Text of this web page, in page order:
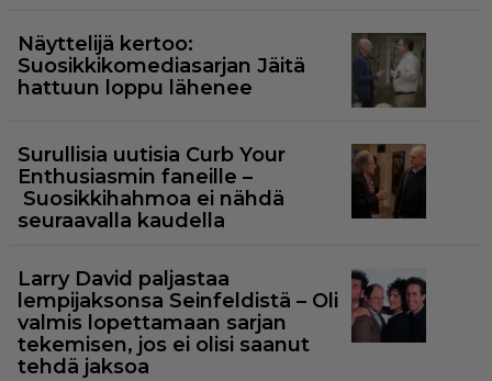
Näyttelijä kertoo:
Suosikkikomediasarjan Jäitä
hattuun loppu lähenee
Surullisia uutisia Curb Your
Enthusiasmin faneille –
Suosikkihahmoa ei nähdä
seuraavalla kaudella
Larry David paljastaa
lempijaksonsa Seinfeldistä – Oli
valmis lopettamaan sarjan
tekemisen, jos ei olisi saanut
tehdä jaksoa